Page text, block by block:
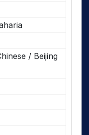
/ Beijing